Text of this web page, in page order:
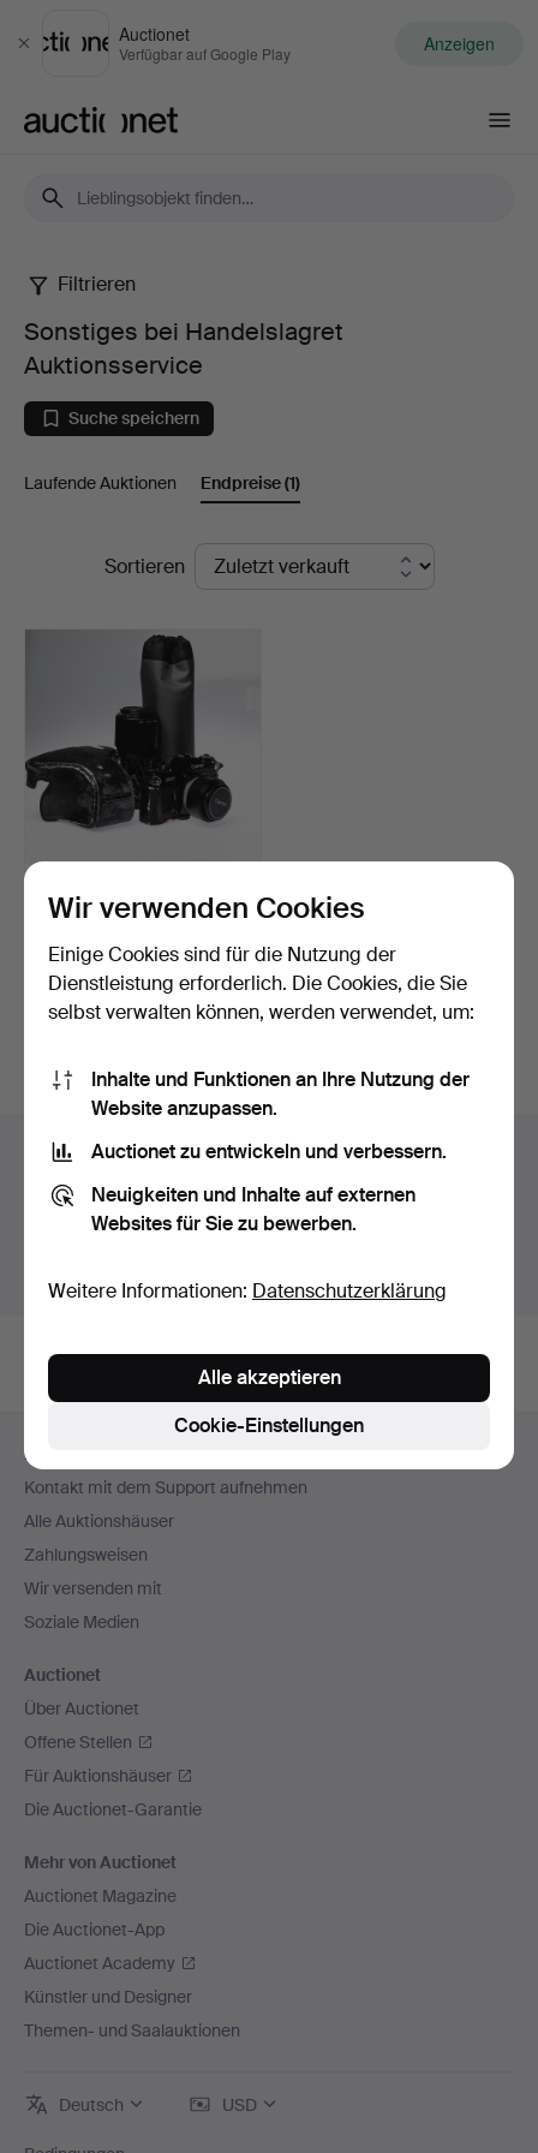
Schließen
Auctionet
Verfügbar auf Google Play Anzeigen
Sonstiges
bei
Handelslagret
Auktionsservice
Filtrieren
Sonstiges bei Handelslagret
Auktionsservice
Suche speichern
Laufende Auktionen Endpreise(1)
EndpreiseSortieren
KAMERA, mit Objektiv,
Canon EF.
13 Gebote
71 USD
Auktionsarchiv
Sie suchen in unserem Archiv der beendeten
Auktionen.
Navigation
Hilfe und Kontakt
Kontakt mit dem Support aufnehmen
Alle Auktionshäuser
Zahlungsweisen
Wir versenden mit
Soziale Medien
Auctionet
Über Auctionet
Offene Stellen
Für Auktionshäuser
Die Auctionet-Garantie
Mehr von Auctionet
Auctionet Magazine
Die Auctionet-App
Auctionet Academy
Künstler und Designer
Themen- und Saalauktionen
Deutsch USD
Wir verwenden Cookies
Einige Cookies sind für die Nutzung der
Dienstleistung erforderlich. Die Cookies, die Sie
selbst verwalten können, werden verwendet, um:
Inhalte und Funktionen an Ihre Nutzung der
Website anzupassen.
Auctionet zu entwickeln und verbessern.
Neuigkeiten und Inhalte auf externen
Websites für Sie zu bewerben.
Weitere Informationen: Datenschutzerklärung
Cookie-Einstellungen
Alle akzeptieren